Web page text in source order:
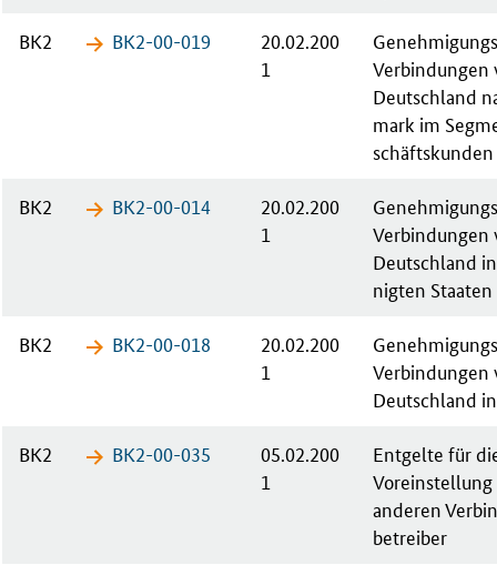
BK2 BK2-00-​019
20.02.200
1
Ver­bin­dun­gen
Deutsch­land
mark im
schäfts­kun­den
BK2 BK2-00-​014
20.02.200
1
Ver­bin­dun­gen
Deutsch­land
nig­ten Staa­ten
BK2 BK2-00-​018
20.02.200
1
Ver­bin­dun­gen
Deutsch­land
BK2 BK2-00-​035
05.02.200
1
Ent­gel­te für
an­de­ren
be­trei­ber